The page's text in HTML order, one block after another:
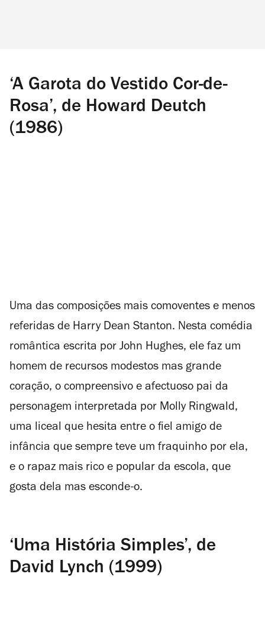
‘A Garota do Vestido Cor-de-
Rosa’, de Howard Deutch
(1986)
Uma das composições mais comoventes e menos
referidas de Harry Dean Stanton. Nesta comédia
romântica escrita por John Hughes, ele faz um
homem de recursos modestos mas grande
coração, o compreensivo e afectuoso pai da
personagem interpretada por Molly Ringwald,
uma liceal que hesita entre o fiel amigo de
infância que sempre teve um fraquinho por ela,
e o rapaz mais rico e popular da escola, que
gosta dela mas esconde-o.
‘Uma História Simples’, de
David Lynch (1999)